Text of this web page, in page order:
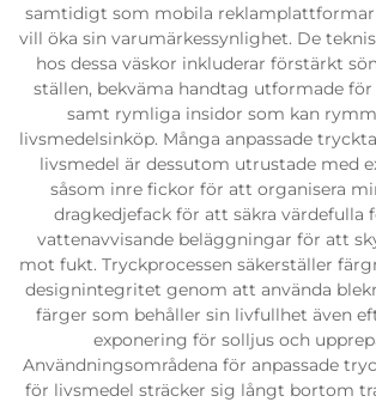
samtidigt som mobila
vill öka sin varumärkessynlighet. De
hos dessa väskor inkluderar förstärkt
ställen, bekväma handtag utformade
samt rymliga insidor som kan
livsmedelsinköp. Många anpassade
livsmedel är dessutom utrustade med
såsom inre fickor för att organisera
dragkedjefack för att säkra värdefulla
vattenavvisande beläggningar för att
mot fukt. Tryckprocessen säkerställer
designintegritet genom att använda
färger som behåller sin livfullhet även
exponering för solljus och
Användningsområdena för anpassade
för livsmedel sträcker sig långt bortom